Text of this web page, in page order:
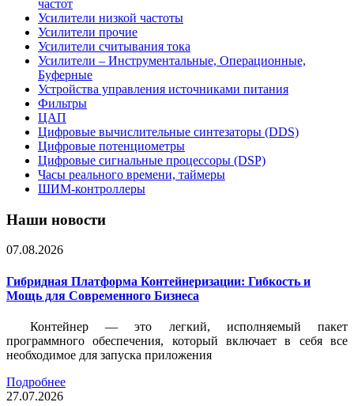
частот
Усилители низкой частоты
Усилители прочие
Усилители считывания тока
Усилители – Инструментальные, Операционные,
Буферные
Устройства управления источниками питания
Фильтры
ЦАП
Цифровые вычислительные синтезаторы (DDS)
Цифровые потенциометры
Цифровые сигнальные процессоры (DSP)
Часы реального времени, таймеры
ШИМ-контроллеры
Наши новости
07.08.2026
Гибридная Платформа Контейнеризации: Гибкость и
Мощь для Современного Бизнеса
Контейнер — это легкий, исполняемый пакет
программного обеспечения, который включает в себя все
необходимое для запуска приложения
Подробнее
27.07.2026